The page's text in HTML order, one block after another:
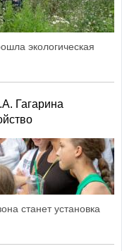
экологическая
Гагарина
станет установка